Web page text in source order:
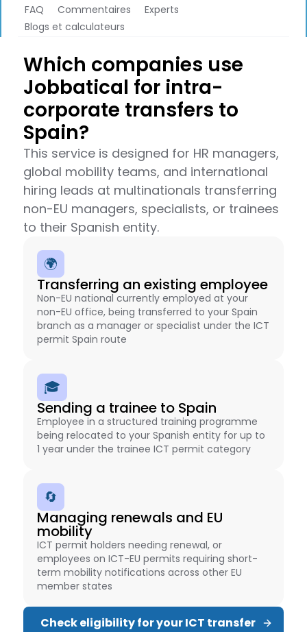
FAQ
Commentaires
Experts
Blogs et calculateurs
Which companies use
Jobbatical for intra-
corporate transfers to
Spain?
This service is designed for HR managers,
global mobility teams, and international
hiring leads at multinationals transferring
non-EU managers, specialists, or trainees
to their Spanish entity.
🌍
Transferring an existing employee
Non-EU national currently employed at your
non-EU office, being transferred to your Spain
branch as a manager or specialist under the ICT
permit Spain route
🎓
Sending a trainee to Spain
Employee in a structured training programme
being relocated to your Spanish entity for up to
1 year under the trainee ICT permit category
🔄
Managing renewals and EU
mobility
ICT permit holders needing renewal, or
employees on ICT-EU permits requiring short-
term mobility notifications across other EU
member states
Check eligibility for your ICT transfer